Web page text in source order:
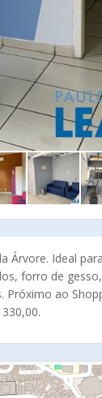
Árvore. Ideal
forro de
ao